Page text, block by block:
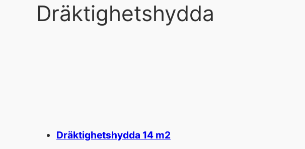
Dräktighetshydda
Dräktighetshydda 14 m2